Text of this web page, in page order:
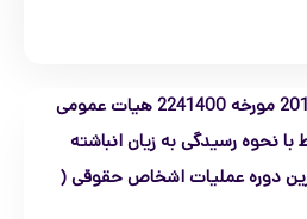
عدم ابطال رای شماره 12 – 201 مورخه 2241400 هیات عمومی
با نحوه رسیدگی به زیان انباشته
دوره عملیات اشخاص حقوقی (